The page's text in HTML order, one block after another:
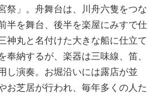
祭」。舟舞台は、川舟六隻をつな
半を舞台、後半を楽屋にみすで仕
神丸と名付けた大きな船に仕立て
奉納するが、楽器は三味線、笛、
し演奏。お堀沿いには露店が並
お芝居が行われ、毎年多くの人た